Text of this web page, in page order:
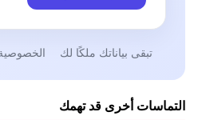
تبقى بياناتك ملكًا لك
التماسات أخرى قد تهمك